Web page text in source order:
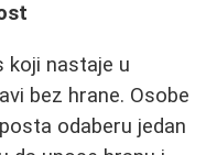
koji nastaje u
bez hrane. Osobe
odaberu jedan